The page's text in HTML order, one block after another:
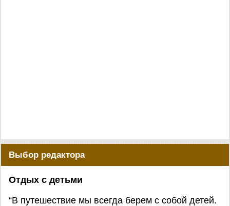
Выбор редактора
Отдых с детьми
“В путешествие мы всегда берем с собой детей.